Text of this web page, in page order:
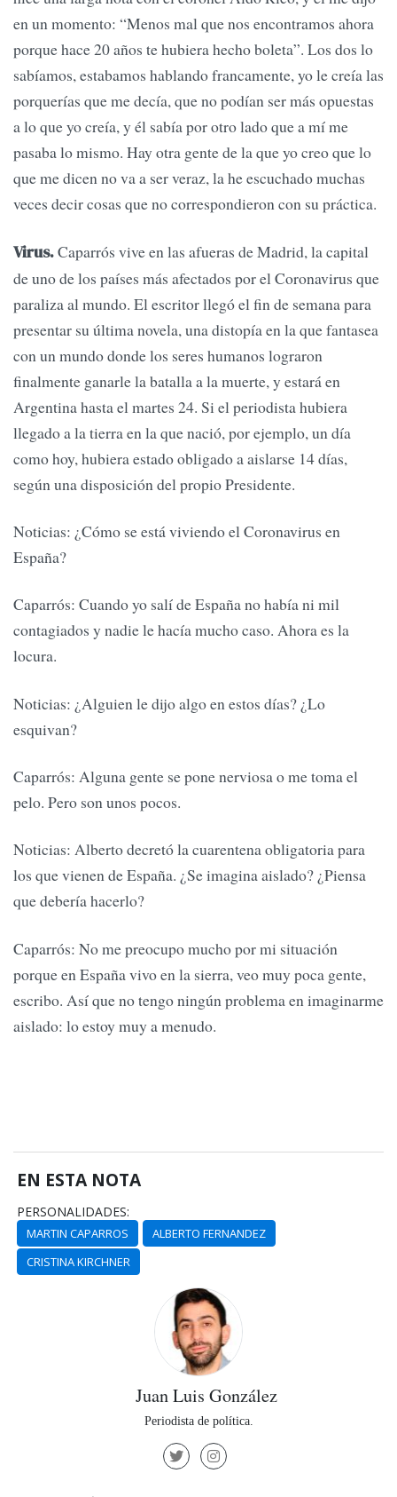
en un momento: “Menos mal que nos encontramos ahora
porque hace 20 años te hubiera hecho boleta”. Los dos lo
sabíamos, estabamos hablando francamente, yo le creía las
porquerías que me decía, que no podían ser más opuestas
a lo que yo creía, y él sabía por otro lado que a mí me
pasaba lo mismo. Hay otra gente de la que yo creo que lo
que me dicen no va a ser veraz, la he escuchado muchas
veces decir cosas que no correspondieron con su práctica.
Virus.Caparrós vive en las afueras de Madrid, la capital
de uno de los países más afectados por el Coronavirus que
paraliza al mundo. El escritor llegó el fin de semana para
presentar su última novela, una distopía en la que fantasea
con un mundo donde los seres humanos lograron
finalmente ganarle la batalla a la muerte, y estará en
Argentina hasta el martes 24. Si el periodista hubiera
llegado a la tierra en la que nació, por ejemplo, un día
como hoy, hubiera estado obligado a aislarse 14 días,
según una disposición del propio Presidente.
Noticias: ¿Cómo se está viviendo el Coronavirus en
España?
Caparrós: Cuando yo salí de España no había ni mil
contagiados y nadie le hacía mucho caso. Ahora es la
locura.
Noticias: ¿Alguien le dijo algo en estos días? ¿Lo
esquivan?
Caparrós: Alguna gente se pone nerviosa o me toma el
pelo. Pero son unos pocos.
Noticias: Alberto decretó la cuarentena obligatoria para
los que vienen de España. ¿Se imagina aislado? ¿Piensa
que debería hacerlo?
Caparrós: No me preocupo mucho por mi situación
porque en España vivo en la sierra, veo muy poca gente,
escribo. Así que no tengo ningún problema en imaginarme
aislado: lo estoy muy a menudo.
EN ESTA NOTA
PERSONALIDADES:
MARTIN CAPARROS
ALBERTO FERNANDEZ
CRISTINA KIRCHNER
Juan Luis González
Periodista de política.